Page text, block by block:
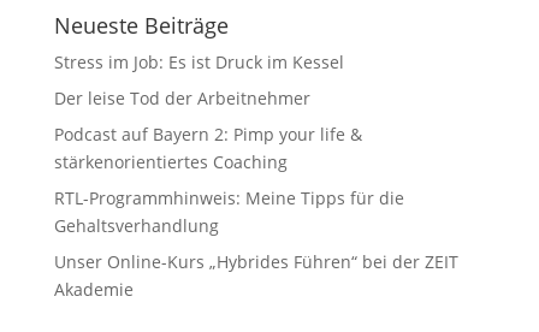
Neueste Beiträge
Stress im Job: Es ist Druck im Kessel
Der leise Tod der Arbeitnehmer
Podcast auf Bayern 2: Pimp your life &
stärkenorientiertes Coaching
RTL-Programmhinweis: Meine Tipps für die
Gehaltsverhandlung
Unser Online-Kurs „Hybrides Führen“ bei der ZEIT
Akademie